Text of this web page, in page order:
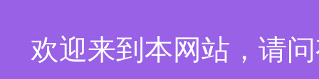
欢迎来到本网站，请